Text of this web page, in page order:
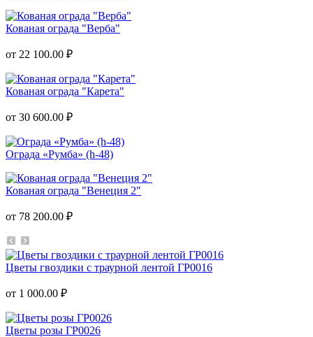
Кованая ограда "Верба"
от 22 100.00 ₽
Кованая ограда "Карета"
от 30 600.00 ₽
Ограда «Румба» (h-48)
Кованая ограда "Венеция 2"
от 78 200.00 ₽
Цветы гвоздики с траурной лентой ГР0016
от 1 000.00 ₽
Цветы розы ГР0026